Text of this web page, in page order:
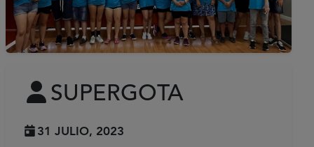
SUPERGOTA
31 JULIO, 2023